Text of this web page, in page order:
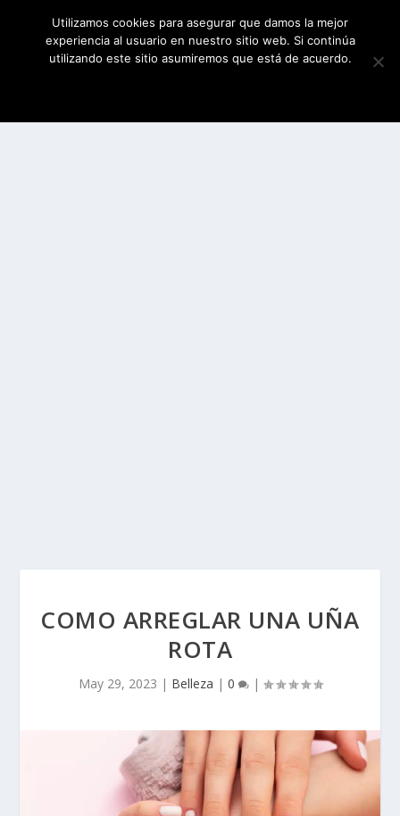
COMO ARREGLAR UNA UÑA
ROTA
May 29, 2023 | Belleza | 0 |
Utilizamos cookies para asegurar que damos la mejor
experiencia al usuario en nuestro sitio web. Si continúa
utilizando este sitio asumiremos que está de acuerdo.